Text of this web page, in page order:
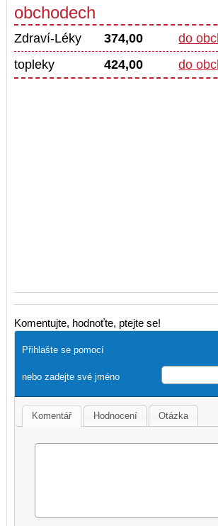
obchodech
Zdraví-Léky 374,00
do
topleky
424,00 do
Komentujte, hodnoťte, ptejte se!
Přihlašte se pomocí
nebo zadejte své jméno
Komentář Hodnocení Otázka